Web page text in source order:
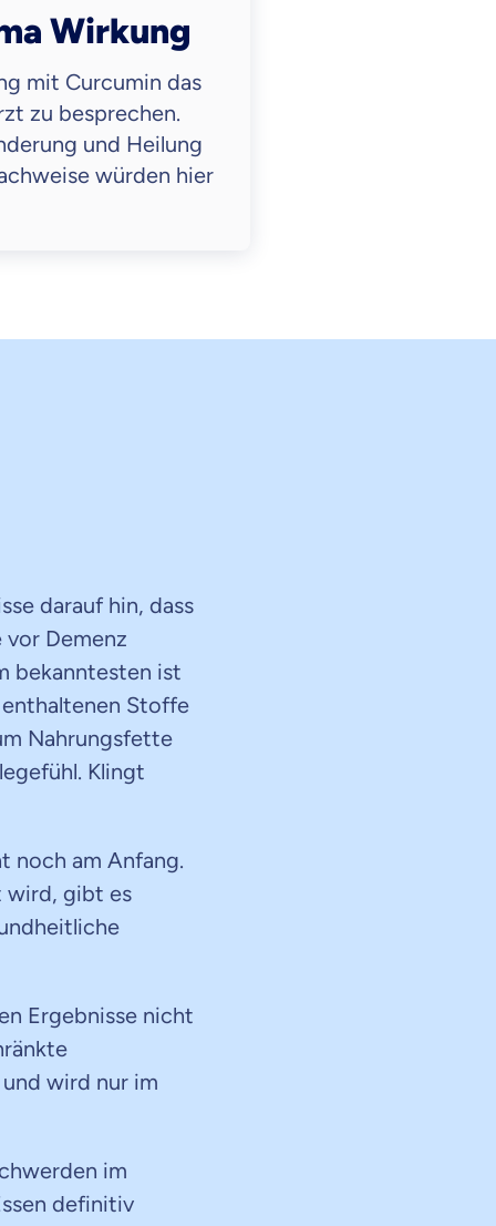
Wirkung
mit Curcumin das
zu besprechen.
und Heilung
würden hier
darauf hin, dass
vor Demenz
bekanntesten ist
Stoffe
Nahrungsfette
Klingt
noch am Anfang.
wird, gibt es
Ergebnisse nicht
wird nur im
im
definitiv
Informationen